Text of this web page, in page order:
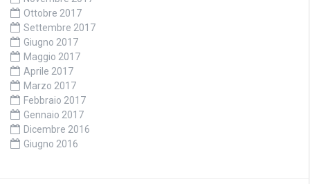
Ottobre 2017
Settembre 2017
Giugno 2017
Maggio 2017
Aprile 2017
Marzo 2017
Febbraio 2017
Gennaio 2017
Dicembre 2016
Giugno 2016